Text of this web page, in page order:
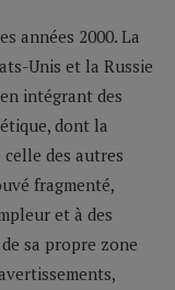
années 2000. La
Unis et la Russie
intégrant des
dont la
des autres
fragmenté,
et à des
sa propre zone